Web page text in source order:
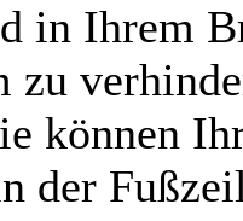
in Ihrem
zu
können
der